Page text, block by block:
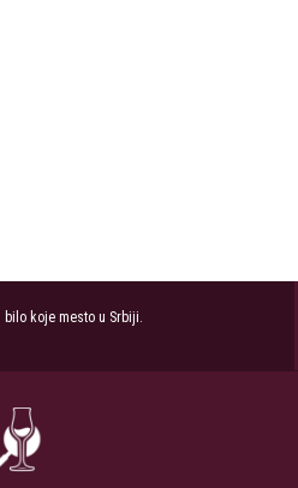
koje mesto u Srbiji.